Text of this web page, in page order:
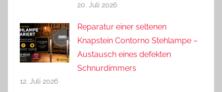
20. Juli 2026
Reparatur einer seltenen
Knapstein Contorno Stehlampe –
Austausch eines defekten
Schnurdimmers
12. Juli 2026